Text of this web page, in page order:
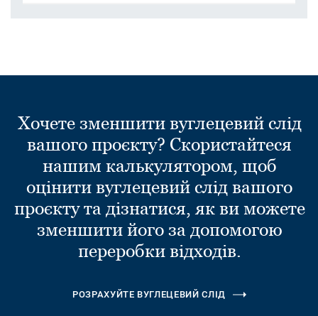
Хочете зменшити вуглецевий слід
вашого проєкту? Скористайтеся
нашим калькулятором, щоб
оцінити вуглецевий слід вашого
проєкту та дізнатися, як ви можете
зменшити його за допомогою
переробки відходів.
РОЗРАХУЙТЕ ВУГЛЕЦЕВИЙ СЛІД